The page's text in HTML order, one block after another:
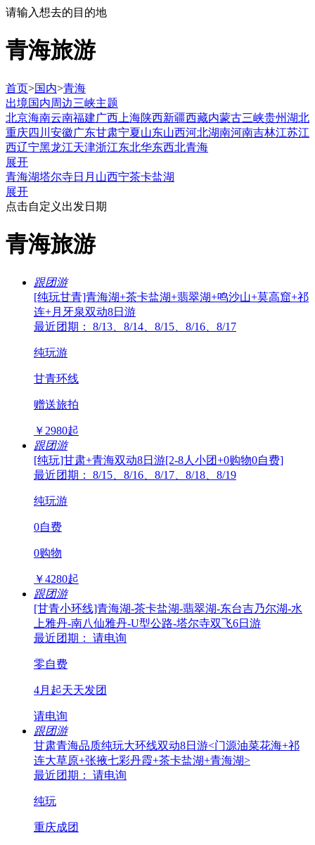
请输入想去的目的地
青海旅游
首页>国内>青海
出境国内周边三峡主题
北京海南云南福建广西 上海陕西新疆西藏内蒙古三峡贵州湖北
重庆四川 安徽广东甘肃宁夏山东山西河北湖南河南吉林江苏江
西辽宁黑龙江天津浙江东北华东西北青海
展开
青海湖塔尔寺日月山西宁茶卡盐湖
展开
点击自定义出发日期
青海旅游
跟团游
[纯玩甘青]青海湖+茶卡盐湖+翡翠湖+鸣沙山+莫高窟+祁
连+月牙泉双动8日游
最近团期： 8/13、8/14、8/15、8/16、8/17
纯玩游
甘青环线
赠送旅拍
￥ 2980起
跟团游
[纯玩]甘肃+青海双动8日游[2-8人小团+0购物0自费]
最近团期： 8/15、8/16、8/17、8/18、8/19
纯玩游
0自费
0购物
￥4280起
跟团游
[甘青小环线]青海湖-茶卡盐湖-翡翠湖-东台吉乃尔湖-水
上雅丹-南八仙雅丹-U型公路-塔尔寺双飞6日游
最近团期： 请电询
零自费
4月起天天发团
请电询
跟团游
甘肃青海品质纯玩大环线双动8日游<门源油菜花海+祁
连大草原+张掖七彩丹霞+茶卡盐湖+青海湖>
最近团期： 请电询
纯玩
重庆成团